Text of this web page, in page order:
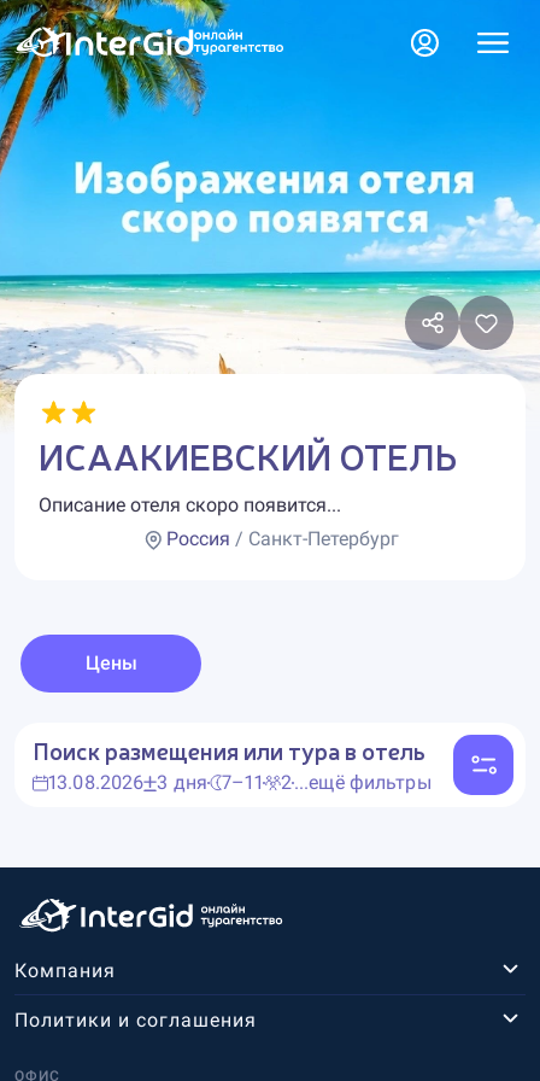
ИСААКИЕВСКИЙ ОТЕЛЬ
Описание отеля скоро появится...
Россия / Санкт-Петербург
Цены
Поиск размещения или тура в отель
13.08.2026 3 дня 7–11 2...ещё фильтры
Компания
ОФИС
Политики и соглашения